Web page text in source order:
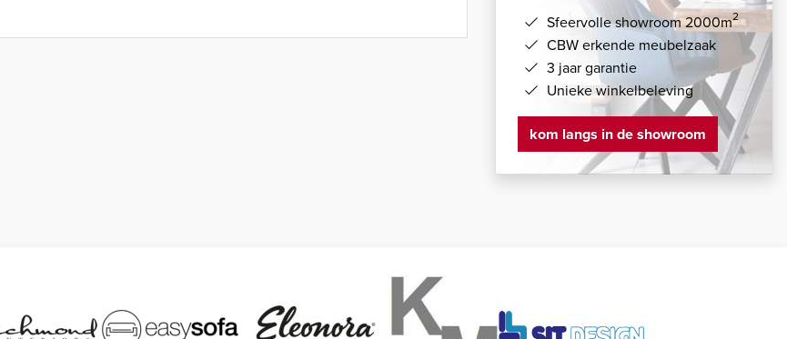
Sfeervolle showroom 2000m2
CBW erkende meubelzaak
3 jaar garantie
Unieke winkelbeleving
kom langs in de showroom